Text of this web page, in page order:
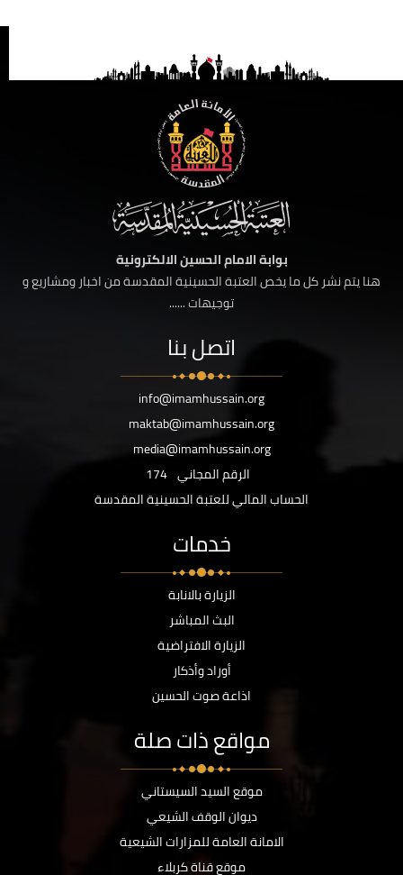
بوابة الامام الحسين الالكترونية
هنا يتم نشر كل ما يخص العتبة الحسينية المقدسة من اخبار ومشاريع و
توجيهات ......
اتصل بنا
info@imamhussain.org
maktab@imamhussain.org
media@imamhussain.org
الرقم المجاني 174
الحساب المالي للعتبة الحسينية المقدسة
خدمات
الزيارة بالانابة
البث المباشر
الزيارة الافتراضية
أوراد وأذكار
اذاعة صوت الحسين
مواقع ذات صلة
موقع السيد السيستاني
ديوان الوقف الشيعي
الامانة العامة للمزارات الشيعية
موقع قناة كربلاء